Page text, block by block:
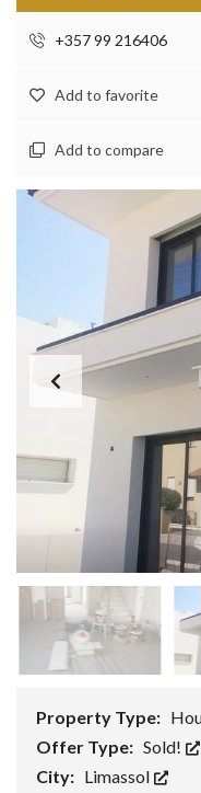
+357 99 216406
Add to favorite
Add to compare
Property Type:
Offer Type: Sold!
City: Limassol